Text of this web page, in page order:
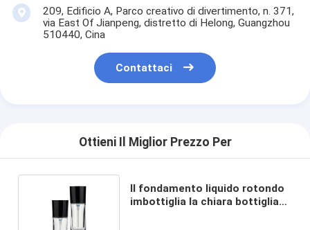
209, Edificio A, Parco creativo di divertimento, n. 371,
via East Of Jianpeng, distretto di Helong, Guangzhou
510440, Cina
Contattaci
Ottieni Il Miglior Prezzo Per
Il fondamento liquido rotondo
imbottiglia la chiara bottiglia